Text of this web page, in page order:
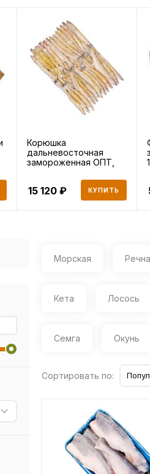
Корюшка
дальневосточная
замороженная ОПТ,
15 120 КУПИТЬ
Морская
Кета Лосось
Семга Окунь
Сортировать по: